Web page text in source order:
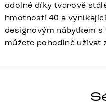
odolné díky tvarově
hmotností 40 a
designovým nábytkem
můžete pohodlně
GREG-